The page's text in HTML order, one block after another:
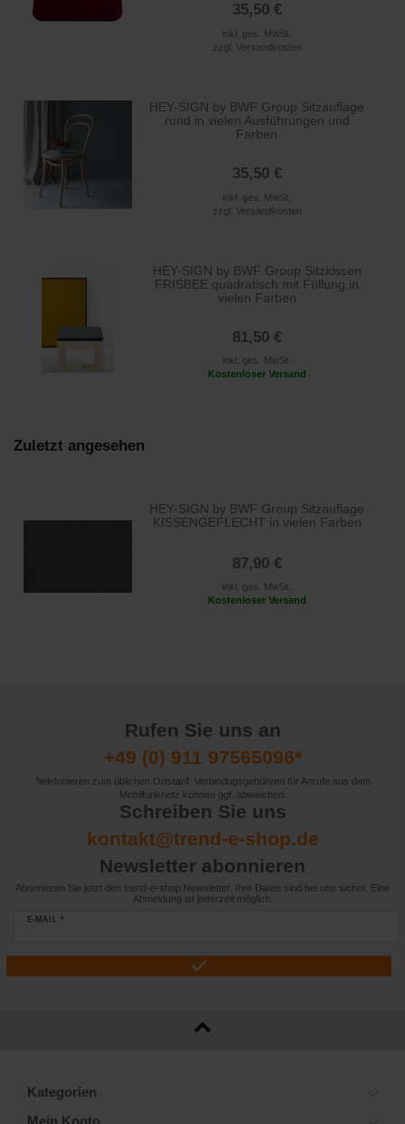
35,50 €
inkl. ges. MwSt.
zzgl. Versandkosten
HEY-SIGN by BWF Group Sitzauflage
rund in vielen Ausführungen und
Farben
35,50 €
inkl. ges. MwSt.
zzgl. Versandkosten
HEY-SIGN by BWF Group Sitzkissen
FRISBEE quadratisch mit Füllung in
vielen Farben
81,50 €
inkl. ges. MwSt.
Kostenloser Versand
Zuletzt angesehen
HEY-SIGN by BWF Group Sitzauflage
KISSENGEFLECHT in vielen Farben
87,90 €
inkl. ges. MwSt.
Kostenloser Versand
Rufen Sie uns an
+49 (0) 911 97565096*
*telefonieren zum üblichen Ortstarif. Verbindugsgebühren für Anrufe aus dem
Mobilfunknetz können ggf. abweichen.
Schreiben Sie uns
kontakt@trend-e-shop.de
Newsletter abonnieren
Abonnieren Sie jetzt den trend-e-shop Newsletter. Ihre Daten sind bei uns sicher. Eine
Abmeldung ist jederzeit möglich.
E-MAIL *
Kategorien